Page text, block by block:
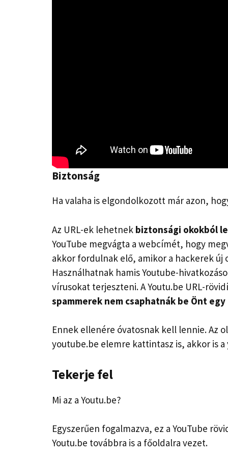
Biztonság
Ha valaha is elgondolkozott már azon,
Az URL-ek lehetnek biztonsági okokból
YouTube megvágta a webcímét, hogy
akkor fordulnak elő, amikor a hackerek
Használhatnak hamis Youtube-
vírusokat terjeszteni. A Youtu.be URL-
spammerek nem csaphatnák be Önt
Ennek ellenére óvatosnak kell lennie. Az
youtube.be elemre kattintasz is, akkor is
Tekerje fel
Mi az a Youtu.be?
Egyszerűen fogalmazva, ez a YouTube
Youtu.be továbbra is a főoldalra vezet.